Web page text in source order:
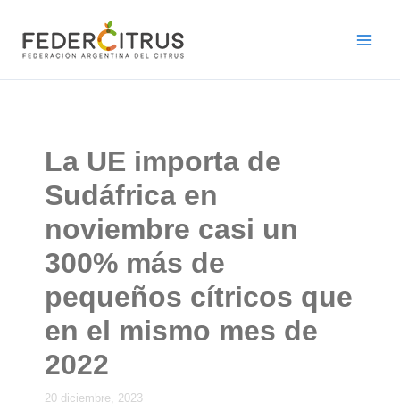
contenido
La UE importa de
Sudáfrica en
noviembre casi un
300% más de
pequeños cítricos que
en el mismo mes de
2022
20 diciembre, 2023